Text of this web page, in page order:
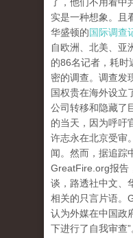
实是一种想象。且
华盛顿的国际调查
自欧洲、北美、亚
的86名记者，耗时
密的调查。调查发
国权贵在海外设立
公司转移和隐藏了
的当天，因为呼吁
许志永在北京受审
闻。然而，据追踪
GreatFire.org报告
谈，路透社中文、
相关的只言片语。
认为外媒在中国政
下进行了自我审查”